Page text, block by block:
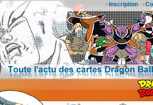
Inscription